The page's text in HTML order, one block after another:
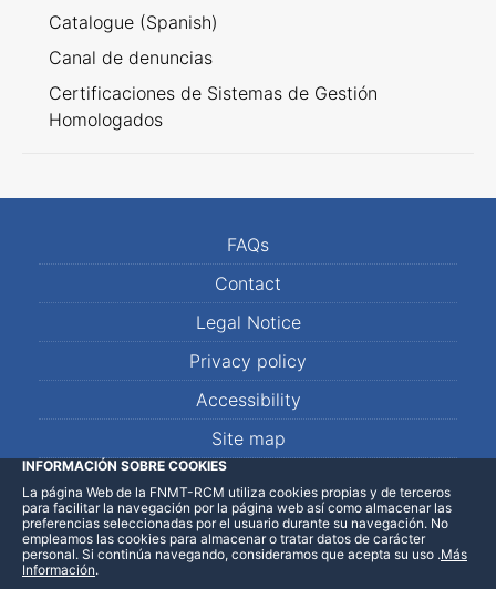
Catalogue (Spanish)
Canal de denuncias
Certificaciones de Sistemas de Gestión
Homologados
FAQs
Contact
Legal Notice
Privacy policy
Accessibility
Site map
LinkedInFacebookWhatsApp
INFORMACIÓN SOBRE COOKIES
La página Web de la FNMT-RCM utiliza cookies propias y de terceros
para facilitar la navegación por la página web así como almacenar las
preferencias seleccionadas por el usuario durante su navegación. No
empleamos las cookies para almacenar o tratar datos de carácter
personal. Si continúa navegando, consideramos que acepta su uso .Más
Información.